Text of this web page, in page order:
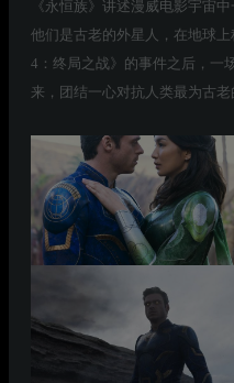
《永恒族》讲述漫威电影宇宙
他们是古老的外星人，在地球
4：终局之战》的事件之后，一
来，团结一心对抗人类最为古老